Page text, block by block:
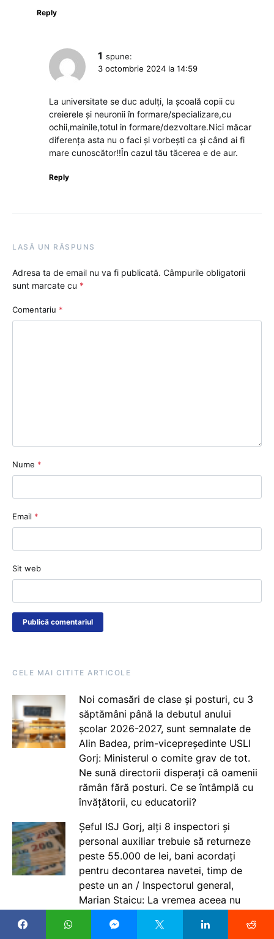
Reply
1 spune:
3 octombrie 2024 la 14:59
La universitate se duc adulți, la școală copii cu
creierele și neuronii în formare/specializare,cu
ochii,mainile,totul in formare/dezvoltare.Nici măcar
diferența asta nu o faci și vorbești ca și când ai fi
mare cunoscător!!În cazul tău tăcerea e de aur.
Reply
LASĂ UN RĂSPUNS
Adresa ta de email nu va fi publicată. Câmpurile obligatorii
sunt marcate cu *
Comentariu *
Nume *
Email *
Sit web
CELE MAI CITITE ARTICOLE
Noi comasări de clase și posturi, cu 3
săptămâni până la debutul anului
școlar 2026-2027, sunt semnalate de
Alin Badea, prim-vicepreședinte USLI
Gorj: Ministerul o comite grav de tot.
Ne sună directorii disperați că oamenii
rămân fără posturi. Ce se întâmplă cu
învățătorii, cu educatorii?
Șeful ISJ Gorj, alți 8 inspectori și
personal auxiliar trebuie să returneze
peste 55.000 de lei, bani acordați
pentru decontarea navetei, timp de
peste un an / Inspectorul general,
Marian Staicu: La vremea aceea nu
depunem documente pentru